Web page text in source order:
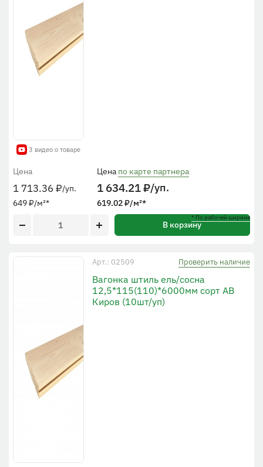
3 видео о товаре
Цена
1 713.36 ₽/уп.
649₽/м²*
Цена по карте партнера
1 634.21₽/уп.
619.02₽/м²*
* По рабочей ширине
В корзину
Арт.: 02509 Проверить наличие
Вагонка штиль ель/сосна
12,5*115(110)*6000мм сорт АВ
Киров (10шт/уп)